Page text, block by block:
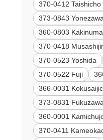
370-0412 Taishicho
373-0843
360-0803 Kakinuma
370-0418
370-0523 Yoshida
370-0522 Fuji
366-0031
373-0831
360-0001
370-0411